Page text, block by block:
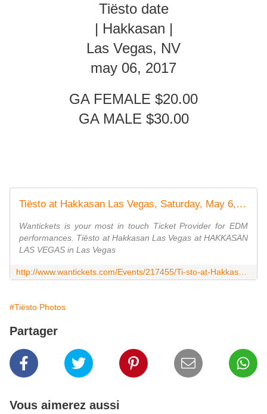
Tiësto date
| Hakkasan |
Las Vegas, NV
may 06, 2017
GA FEMALE $20.00
GA MALE $30.00
Tiësto at Hakkasan Las Vegas, Saturday, May 6, 2017 @ 10:00 PM - 21 & Over
Wantickets is your most in touch Ticket Provider for EDM
performances. Tiësto at Hakkasan Las Vegas at HAKKASAN
LAS VEGAS in Las Vegas
#Tiësto Photos
Partager
Vous aimerez aussi